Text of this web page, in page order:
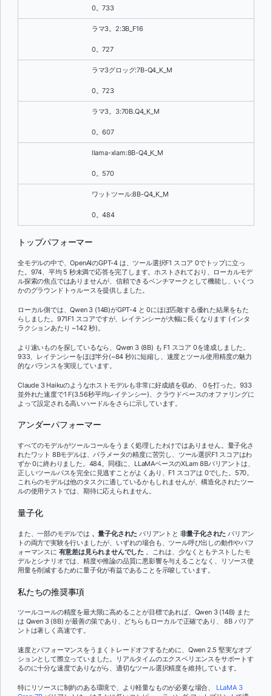
0。733
ラマ3。2:3B_F16
0。727
ラマ3グロッグ:7B-Q4_K_M
0。723
ラマ3。3:70B.Q4_K_M
0。607
llama-xlam:8B-Q4_K_M
0。570
ワットツール:8B-Q4_K_M
0。484
トップパフォーマー
全モデルの中で、OpenAIのGPT-4 は、ツール選択F1 スコア 0でトップに立っ
た。974、平均 5 秒未満で応答を完了します。ホストされており、ローカルモデ
ル探索の焦点ではありませんが、信頼できるベンチマークとして機能し、いくつ
かのグラウンドトゥルースを提供しました。
ローカル側では、Qwen 3 (14B)がGPT-4 と 0にほぼ匹敵する優れた結果をもた
らしました。971F1 スコアですが、レイテンシーが大幅に長くなります (インタ
ラクションあたり ~142 秒)。
より速いものを探しているなら、Qwen 3 (8B) も F1 スコア 0を達成しました。
933、レイテンシーをほぼ半分(~84 秒)に短縮し、速度とツール使用精度の魅力
的なバランスを実現しています。
Claude 3 Haikuのようなホストモデルも非常に好成績を収め、 0を打った。933
並外れた速度で1 F(3.56秒平均レイテンシー)、クラウドベースのオファリングに
よって設定される高いハードルをさらに示しています。
アンダーパフォーマー
すべてのモデルがツールコールをうまく処理したわけではありません。量子化さ
れたワット 8Bモデルは、パラメータの精度に苦労し、ツール選択F1 スコアはわ
ずか 0に終わりました。484。同様に、LLaMAベースのXLam 8Bバリアントは、
正しいツールパスを完全に見逃すことがよくあり、F1 スコアは 0でした。570。
これらのモデルは他のタスクに適しているかもしれませんが、構造化されたツー
ルの使用テストでは、期待に応えられません。
量子化
また、一部のモデルでは 、量子化された バリアントと 非量子化された バリアン
トの両方で実験を行いましたが、いずれの場合も、ツール呼び出しの動作やパフ
ォーマンスに 有意差は見られませんでした 。これは、少なくともテストしたモ
デルとシナリオでは、精度や推論の品質に悪影響を与えることなく、リソース使
用量を削減するために量子化が有益であることを示唆しています。
私たちの推奨事項
ツールコールの精度を最大限に高めることが目標であれば、Qwen 3 (14B) また
は Qwen 3 (8B) が最善の策であり、どちらもローカルで正確であり、 8B バリア
ントは著しく高速です。
速度とパフォーマンスをうまくトレードオフするために、Qwen 2.5 堅実なオプ
ションとして際立っていました。リアルタイムのエクスペリエンスをサポートす
るのに十分な速度でありながら、適切なツール選択精度を維持しています。
特にリソースに制約のある環境で、より軽量なものが必要な場合、 LLaMA 3